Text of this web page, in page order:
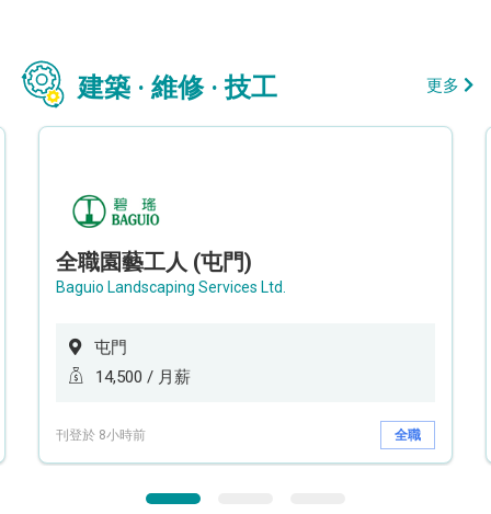
建築 · 維修 · 技工 更多
全職園藝工人 (屯門)
Baguio Landscaping Services Ltd.
屯門
14,500 / 月薪
刊登於 8小時前 全職